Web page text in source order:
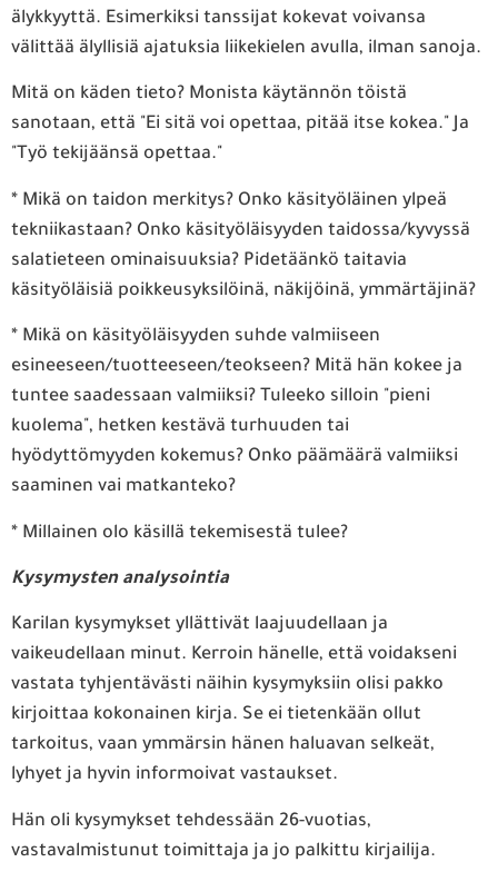
älykkyyttä. Esimerkiksi tanssijat kokevat voivansa
välittää älyllisiä ajatuksia liikekielen avulla, ilman sanoja.
Mitä on käden tieto? Monista käytännön töistä
sanotaan, että "Ei sitä voi opettaa, pitää itse kokea." Ja
"Työ tekijäänsä opettaa."
* Mikä on taidon merkitys? Onko käsityöläinen ylpeä
tekniikastaan? Onko käsityöläisyyden taidossa/kyvyssä
salatieteen ominaisuuksia? Pidetäänkö taitavia
käsityöläisiä poikkeusyksilöinä, näkijöinä, ymmärtäjinä?
* Mikä on käsityöläisyyden suhde valmiiseen
esineeseen/tuotteeseen/teokseen? Mitä hän kokee ja
tuntee saadessaan valmiiksi? Tuleeko silloin "pieni
kuolema", hetken kestävä turhuuden tai
hyödyttömyyden kokemus? Onko päämäärä valmiiksi
saaminen vai matkanteko?
* Millainen olo käsillä tekemisestä tulee?
Kysymysten analysointia
Karilan kysymykset yllättivät laajuudellaan ja
vaikeudellaan minut. Kerroin hänelle, että voidakseni
vastata tyhjentävästi näihin kysymyksiin olisi pakko
kirjoittaa kokonainen kirja. Se ei tietenkään ollut
tarkoitus, vaan ymmärsin hänen haluavan selkeät,
lyhyet ja hyvin informoivat vastaukset.
Hän oli kysymykset tehdessään 26-vuotias,
vastavalmistunut toimittaja ja jo palkittu kirjailija.